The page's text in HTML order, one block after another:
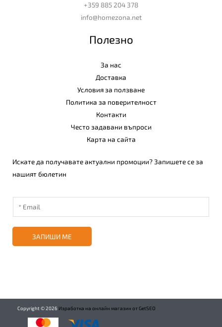
+359 885 204 378
info@homezona.net
Полезно
За нас
Доставка
Условия за ползване
Политика за поверителност
Контакти
Често задавани въпроси
Карта на сайта
Искате да получавате актуални промоции? Запишете се за
нашият бюлетин
ЗАПИШИ МЕ
Copyright ©2026 Изработка на онлайн магазин от GetSEO